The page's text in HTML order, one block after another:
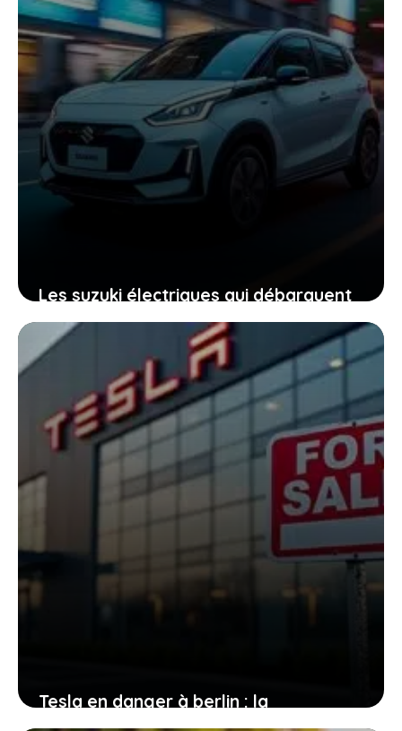
Les suzuki électriques qui débarquent
en france : ce que vous devez
absolument savoir
22 janvier 2026
Tesla en danger à berlin : la